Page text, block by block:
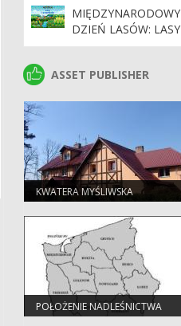
AGROTECHNICZNYM
MIĘDZYNARODOWY
DZIEŃ LASÓW: LASY
DLA GOSPODARKI I
ASSET PUBLISHER
ASSET PUBLISHER
KWATERA MYŚLIWSKA
POŁOŻENIE NADLEŚNICTWA